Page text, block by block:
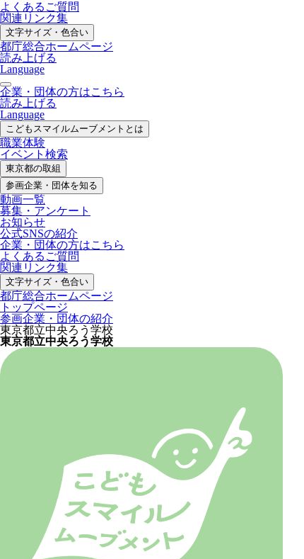
よくあるご質問
関連リンク集
文字サイズ・色合い
都庁総合ホームページ
読み上げる
Language
企業・団体の方はこちら
読み上げる
Language
こどもスマイルムーブメントとは
職業体験
イベント検索
東京都の取組
参画企業・ 団体を知る
動画一覧
募集・ アンケート
お知らせ
公式SNSの紹介
企業・団体の方はこちら
よくあるご質問
関連リンク集
文字サイズ・色合い
都庁総合ホームページ
トップページ
参画企業・団体の紹介
東京都立中央ろう学校
東京都立中央ろう学校